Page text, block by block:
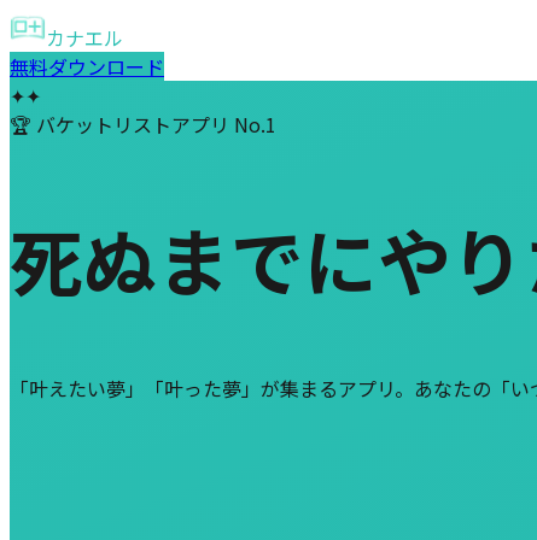
カナエル
無料ダウンロード
✦✦
🏆 バケットリストアプリ No.1
死ぬまでにや
「叶えたい夢」「叶った夢」が集まるアプリ。あなたの「